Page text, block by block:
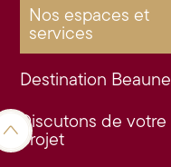
Nos espaces et
services
Destination Beaune
Discutons de votre
projet